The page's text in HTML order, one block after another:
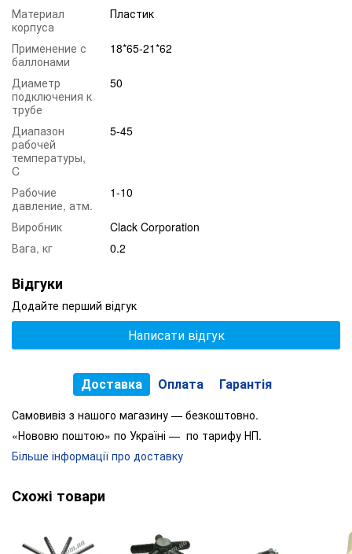
Материал
корпуса
Пластик
Применение с
баллонами
18*65-21*62
Диаметр
подключения к
трубе
50
Диапазон
рабочей
температуры,
C
5-45
Рабочие
давление, атм.
1-10
Виробник
Clack Corporation
Вага, кг
0.2
Відгуки
Додайте перший відгук
Написати відгук
Доставка Оплата Гарантія
Самовивіз з нашого магазину — безкоштовно.
«Нововю поштою» по Україні — по тарифу НП.
Більше інформації про доставку
Схожі товари